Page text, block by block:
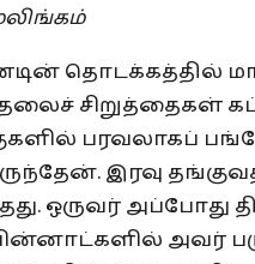
தொடக்கத்தில்
சிறுத்தைகள்
பரவலாகப்
இரவு
ஒருவர் அப்போது
அவர்